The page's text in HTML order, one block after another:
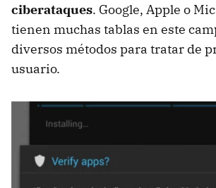
ciberataques. Google, Apple o
tienen muchas tablas en este
diversos métodos para tratar de
usuario.